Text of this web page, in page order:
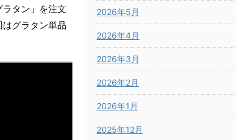
ラタン」を注文
グラタン単品
2026年5月
2026年4月
2026年3月
2026年2月
2026年1月
2025年12月